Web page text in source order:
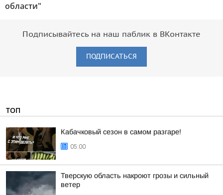
области"
Подписывайтесь на наш паблик в ВКонтакте
ПОДПИСАТЬСЯ
ТОП
Кабачковый сезон в самом разгаре!
05:00
Тверскую область накроют грозы и сильный
ветер